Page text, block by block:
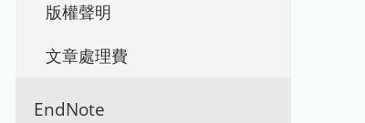
版權聲明
文章處理費
EndNote